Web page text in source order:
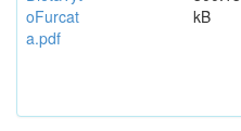
oFurcat
a.pdf
kB